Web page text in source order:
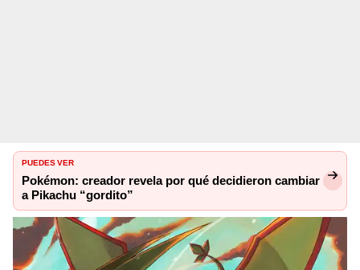
PUEDES VER
Pokémon: creador revela por qué decidieron cambiar
a Pikachu “gordito”